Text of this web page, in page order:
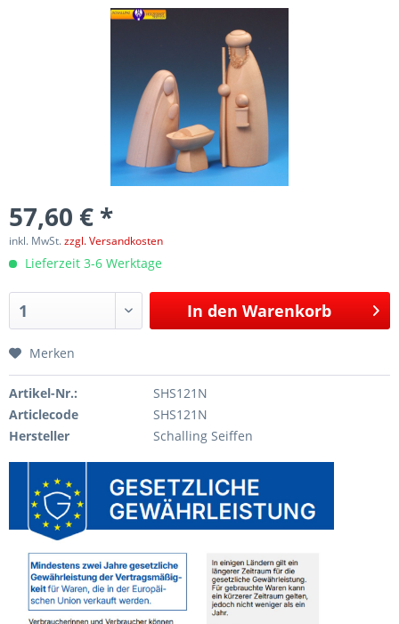
57,60 € *
inkl. MwSt.zzgl. Versandkosten
Lieferzeit 3-6 Werktage
In den Warenkorb
Merken
Artikel-Nr.:
SHS121N
Articlecode
SHS121N
Hersteller
Schalling Seiffen